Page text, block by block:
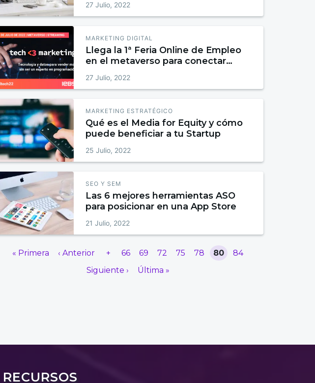
27 Julio, 2022
MARKETING DIGITAL
Llega la 1ª Feria Online de Empleo
en el metaverso para conectar
marketing digital
27 Julio, 2022
MARKETING ESTRATÉGICO
Qué es el Media for Equity y cómo
puede beneficiar a tu Startup
25 Julio, 2022
SEO Y SEM
Las 6 mejores herramientas ASO
para posicionar en una App Store
21 Julio, 2022
« Primera ‹ Anterior + 66 69 72 75 78 80
84
Siguiente ›
Última »